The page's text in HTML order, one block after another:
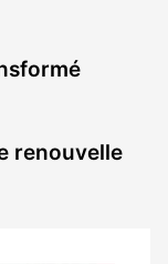
renouvelle